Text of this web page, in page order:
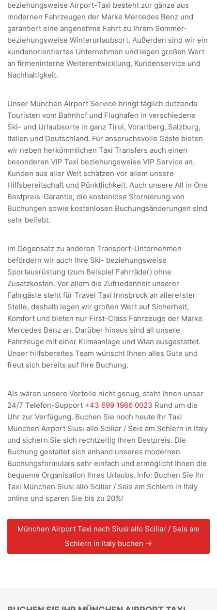
beziehungsweise Airport-Taxi besteht zur gänze aus
modernen Fahrzeugen der Marke Mercedes Benz und
garantiert eine angenehme Fahrt zu Ihrem Sommer-
beziehungsweise Winterurlaubsort. Außerden sind wir ein
kundenorientiertes Unternehmen und legen großen Wert
an firmeninterne Weiterentwicklung, Kundenservice und
Nachhaltigkeit.
Unser München Airport Service bringt täglich dutzende
Touristen vom Bahnhof und Flughafen in verschiedene
Ski- und Urlaubsorte in ganz Tirol, Vorarlberg, Salzburg,
Italien und Deutschland. Für anspruchsvolle Gäste bieten
wir neben herkömmlichen Taxi Transfers auch einen
besonderen VIP Taxi beziehungsweise VIP Service an.
Kunden aus aller Welt schätzen vor allem unsere
Hilfsbereitschaft und Pünktlichkeit. Auch unsere All in One
Bestpreis-Garantie, die kostenlose Stornierung von
Buchungen sowie kostenlosen Buchungsänderungen sind
sehr beliebt.
Im Gegensatz zu anderen Transport-Unternehmen
befördern wir auch Ihre Ski- beziehungsweise
Sportausrüstung (zum Beispiel Fahrräder) ohne
Zusatzkosten. Vor allem die Zufriedenheit unserer
Fahrgäste steht für Travel Taxi Innsbruck an allererster
Stelle, deshalb legen wir großen Wert auf Sicherheit,
Komfort und bieten nur First-Class Fahrzeuge der Marke
Mercedes Benz an. Darüber hinaus sind all unsere
Fahrzeuge mit einer Klimaanlage und Wlan ausgestattet.
Unser hilfsbereites Team wünscht Ihnen alles Gute und
freut sich bereits auf Ihre Buchung.
Als wären unsere Vorteile nicht genug, steht Ihnen unser
24/7 Telefon-Support +43 699 1966 0023 Rund um die
Uhr zur Verfügung. Buchen Sie noch heute Ihr Taxi
München Airport Siusi allo Sciliar / Seis am Schlern in Italy
und sichern Sie sich rechtzeitig Ihren Bestpreis. Die
Buchung gestaltet sich anhand unseres modernen
Buchungsformulars sehr einfach und ermöglicht Ihnen die
bequeme Organisation Ihres Urlaubs. Info: Buchen Sie Ihr
Taxi München Siusi allo Sciliar / Seis am Schlern in Italy
online und sparen Sie bis zu 20%!
München Airport Taxi nach Siusi allo Sciliar / Seis am
Schlern in Italy buchen →